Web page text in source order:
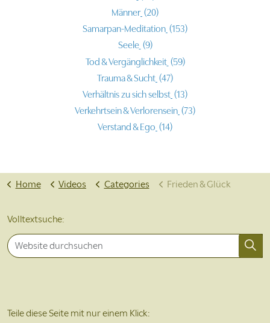
Männer (20)
Samarpan-Meditation (153)
Seele (9)
Tod & Vergänglichkeit (59)
Trauma & Sucht (47)
Verhältnis zu sich selbst (13)
Verkehrtsein & Verlorensein (73)
Verstand & Ego (14)
Home Videos Categories Frieden & Glück
Volltextsuche:
Teile diese Seite mit nur einem Klick: